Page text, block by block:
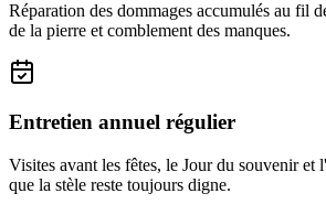
Réparation des dommages accumulés au fil
de la pierre et comblement des manques.
Entretien annuel régulier
Visites avant les fêtes, le Jour du souvenir
que la stèle reste toujours digne.